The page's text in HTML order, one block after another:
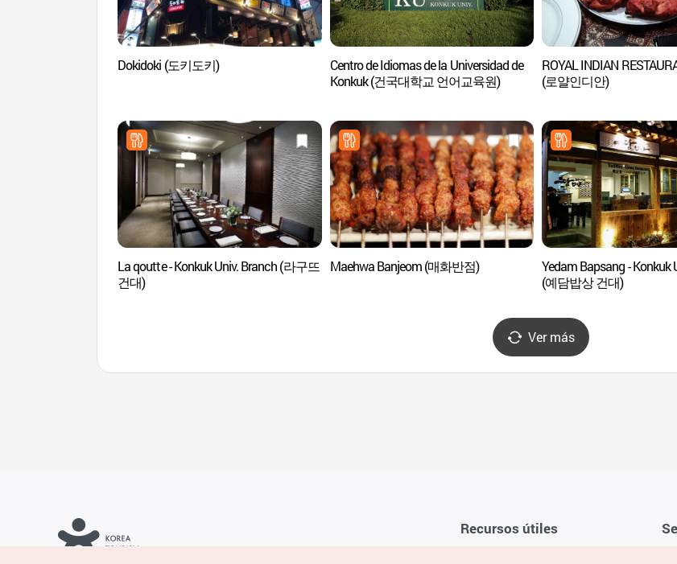
Dokidoki (도키도키)
Centro de Idiomas de la Universidad de
Konkuk (건국대학교 언어교육원)
ROYAL INDIAN
(로얄인디안)
La qoutte - Konkuk Univ. Branch (라구뜨
건대)
Maehwa Banjeom (매화반점)
Yedam Bapsang - Konkuk
(예담밥상 건대)
Ver más
Recursos útiles